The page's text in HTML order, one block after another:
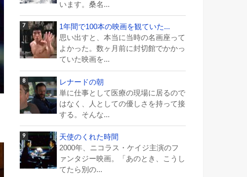
います。桑名...
1年間で100本の映画を観ていた...
思い出すと、本当に当時の名画座って
よかった。数ヶ月前に封切館でかかっ
ていた映画を...
レナードの朝
単に仕事として医療の現場に居るので
はなく、人としての優しさを持って接
する。そんな...
天使のくれた時間
2000年、ニコラス・ケイジ主演のフ
ァンタジー映画。「あのとき、こうし
てたら別の...